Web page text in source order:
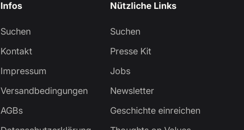
Infos
Suchen
Kontakt
Impressum
Versandbedingungen
AGBs
Nützliche Links
Suchen
Presse Kit
Jobs
Newsletter
Geschichte einreichen